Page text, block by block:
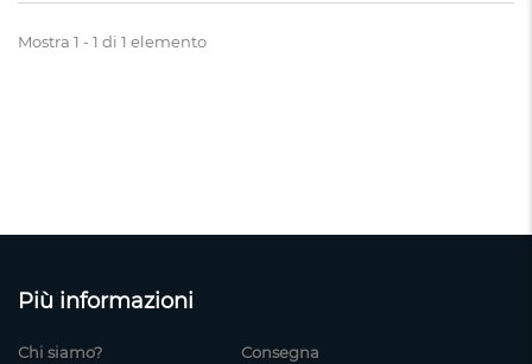
Mostra 1 - 1 di 1 elemento
Più informazioni
Chi siamo?
Consegna